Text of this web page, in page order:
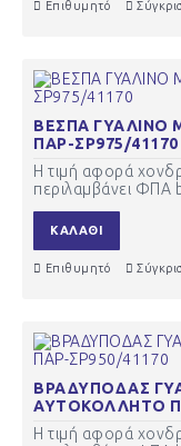
Επιθυμητό
ΒΕΣΠΑ ΓΥΑΛΙΝΟ
ΠΑΡ-ΣΡ975/41170
Η τιμή αφορά
περιλαμβάνει ΦΠΑ
ΚΑΛΆΘΙ
Επιθυμητό
ΒΡΑΔΥΠΟΔΑΣ
ΑΥΤΟΚΟΛΛΗΤΟ
Η τιμή αφορά